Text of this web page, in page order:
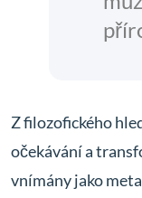
Z filozofického
očekávání a
vnímány jako